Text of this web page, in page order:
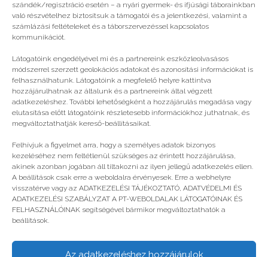
szándék/regisztráció esetén – a nyári gyermek- és ifjúsági táborainkban
való részvételhez biztosítsuk a támogatói és a jelentkezési, valamint a
számlázási feltételeket és a táborszervezéssel kapcsolatos
kommunikációt.
Látogatóink engedélyével mi és a partnereink eszközleolvasásos
módszerrel szerzett geolokációs adatokat és azonosítási információkat is
felhasználhatunk. Látogatóink a megfelelő helyre kattintva
hozzájárulhatnak az általunk és a partnereink által végzett
adatkezeléshez. További lehetőségként a hozzájárulás megadása vagy
elutasítása előtt látogatóink részletesebb információkhoz juthatnak, és
megváltoztathatják kereső-beállításaikat.
Felhívjuk a figyelmet arra, hogy a személyes adatok bizonyos
kezeléséhez nem feltétlenül szükséges az érintett hozzájárulása,
akinek azonban jogában áll tiltakozni az ilyen jellegű adatkezelés ellen.
A beállítások csak erre a weboldalra érvényesek. Erre a webhelyre
visszatérve vagy az ADATKEZELÉSI TÁJÉKOZTATÓ, ADATVÉDELMI ÉS
ADATKEZELÉSI SZABÁLYZAT A PT-WEBOLDALAK LÁTOGATÓINAK ÉS
FELHASZNÁLÓINAK segítségével bármikor megváltoztathatók a
beállítások.
Az adatkezeléshez hozzájárulok
Magyarország legszuperebb tábora